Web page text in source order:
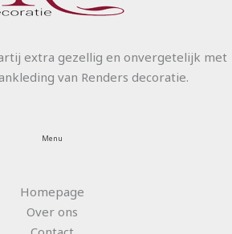
extra gezellig en onvergetelijk met
van Renders decoratie.
Menu
Homepage
Over ons